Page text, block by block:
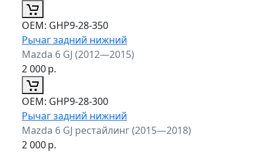
ОЕМ: GHP9-28-350
Рычаг задний нижний
Mazda 6 GJ (2012—2015)
2 000р.
ОЕМ: GHP9-28-300
Рычаг задний нижний
Mazda 6 GJ рестайлинг (2015—2018)
2 000р.